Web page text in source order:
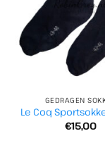
GEDRAGEN
Le Coq
€15,00